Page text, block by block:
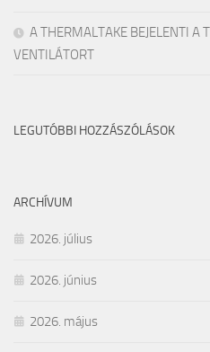
A THERMALTAKE BEJELENTI A
VENTILÁTORT
LEGUTÓBBI HOZZÁSZÓLÁSOK
ARCHÍVUM
2026. július
2026. június
2026. május